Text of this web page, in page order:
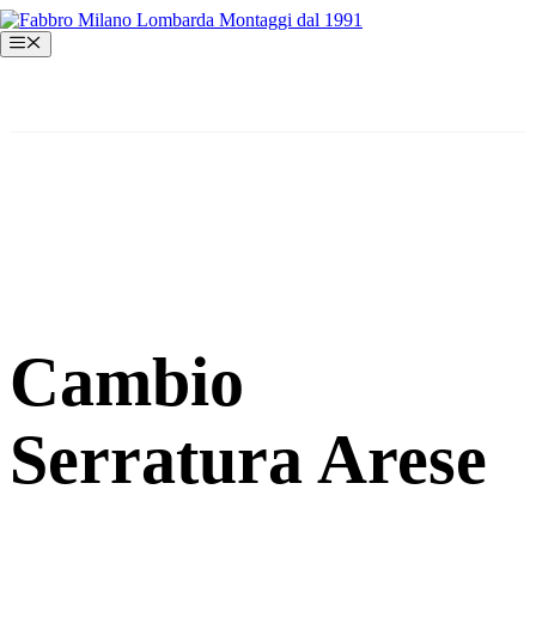
Vai
al
contenuto
Menu
Cambio
Serratura Arese